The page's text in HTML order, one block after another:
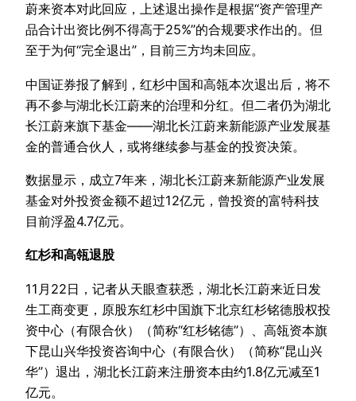
蔚来资本对此回应，上述退出操作是根据“资产管理产
品合计出资比例不得高于25%”的合规要求作出的。但
至于为何“完全退出”，目前三方均未回应。
中国证券报了解到，红杉中国和高瓴本次退出后，将不
再不参与湖北长江蔚来的治理和分红。但二者仍为湖北
长江蔚来旗下基金——湖北长江蔚来新能源产业发展基
金的普通合伙人，或将继续参与基金的投资决策。
数据显示，成立7年来，湖北长江蔚来新能源产业发展
基金对外投资金额不超过12亿元，曾投资的富特科技
目前浮盈4.7亿元。
红杉和高瓴退股
11月22日，记者从天眼查获悉，湖北长江蔚来近日发
生工商变更，原股东红杉中国旗下北京红杉铭德股权投
资中心（有限合伙）（简称“红杉铭德”）、高瓴资本旗
下昆山兴华投资咨询中心（有限合伙）（简称“昆山兴
华”）退出，湖北长江蔚来注册资本由约1.8亿元减至1
亿元。